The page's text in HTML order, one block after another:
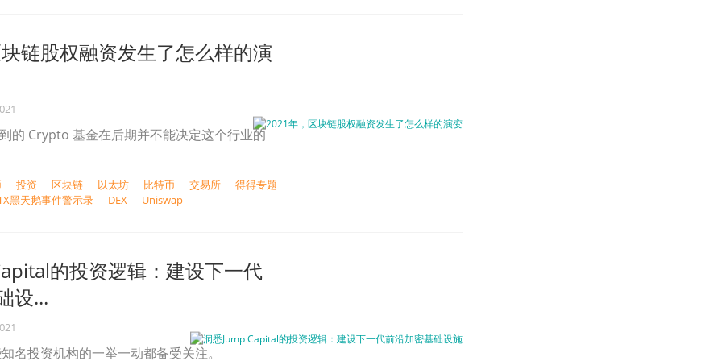
链股权融资发生了怎么样的演
的 Crypto 基金在后期并不能决定这个行业的
投资 区块链 以太坊 比特币 交易所
得得专题
黑天鹅事件警示录
DEX Uniswap
的投资逻辑：建设下一代
设...
名投资机构的一举一动都备受关注。